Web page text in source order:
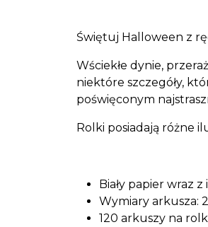
Świętuj Halloween z
Wściekłe dynie,
niektóre szczegóły,
poświęconym
Rolki posiadają różne
Biały papier wraz
Wymiary arkusza:
120 arkuszy na